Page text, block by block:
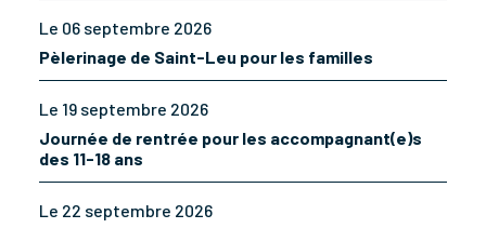
Le 06 septembre 2026
Pèlerinage de Saint-Leu pour les familles
Le 19 septembre 2026
Journée de rentrée pour les accompagnant(e)s
des 11-18 ans
Le 22 septembre 2026